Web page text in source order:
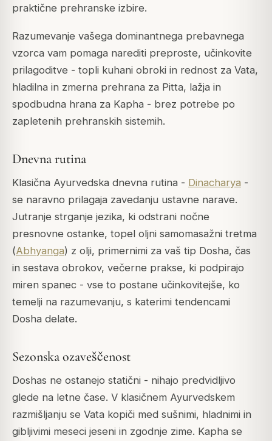
praktične prehranske izbire.
Razumevanje vašega dominantnega prebavnega
vzorca vam pomaga narediti preproste, učinkovite
prilagoditve - topli kuhani obroki in rednost za Vata,
hladilna in zmerna prehrana za Pitta, lažja in
spodbudna hrana za Kapha - brez potrebe po
zapletenih prehranskih sistemih.
Dnevna rutina
Klasična Ayurvedska dnevna rutina - Dinacharya -
se naravno prilagaja zavedanju ustavne narave.
Jutranje strganje jezika, ki odstrani nočne
presnovne ostanke, topel oljni samomasažni tretma
(Abhyanga) z olji, primernimi za vaš tip Dosha, čas
in sestava obrokov, večerne prakse, ki podpirajo
miren spanec - vse to postane učinkovitejše, ko
temelji na razumevanju, s katerimi tendencami
Dosha delate.
Sezonska ozaveščenost
Doshas ne ostanejo statični - nihajo predvidljivo
glede na letne čase. V klasičnem Ayurvedskem
razmišljanju se Vata kopiči med sušnimi, hladnimi in
gibljivimi meseci jeseni in zgodnje zime. Kapha se